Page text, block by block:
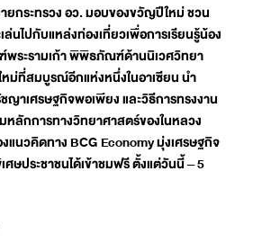
ยกระทรวง อว. มอบของขวัญปีใหม่ ชวน
ล่นไปกับแหล่งท่องเที่ยวเพื่อการเรียนรู้น้อง
ระรามเก้า พิพิธภัณฑ์ด้านนิเวศวิทยา
หม่ที่สมบูรณ์อีกแห่งหนึ่งในอาเซียน นำ
ญาเศรษฐกิจพอเพียง และวิธีการทรงงาน
ลักการทางวิทยาศาสตร์ของในหลวง
แนวคิดทาง BCG Economy มุ่งเศรษฐกิจ
ศษประชาชนได้เข้าชมฟรี ตั้งแต่วันนี้ – 5